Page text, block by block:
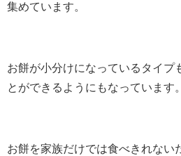
集めています。
お餅が小分けになっているタイプ
とができるようにもなっています。
お餅を家族だけでは食べきれな